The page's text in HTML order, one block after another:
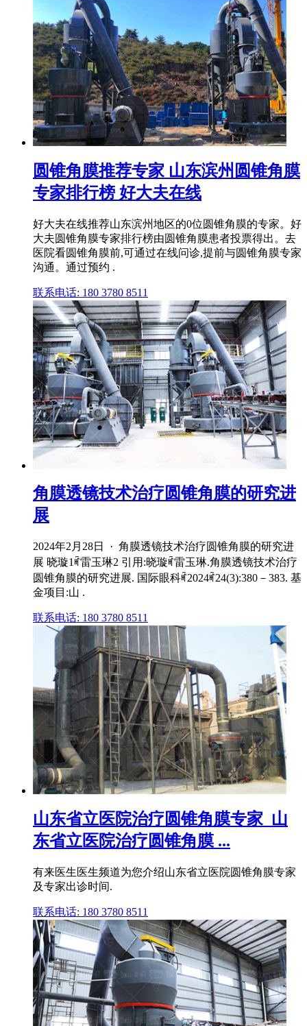
圆锥角膜推荐专家 山东滨州圆锥角膜
专家排行榜 好大夫在线
好大夫在线推荐山东滨州地区的0位圆锥角膜的专家。好
大夫圆锥角膜专家排行榜由圆锥角膜患者投票得出。去
医院看圆锥角膜前,可通过在线问诊,提前与圆锥角膜专家
沟通。通过预约 .
联系电话: 180 3780 8511
角膜透镜技术治疗圆锥角膜的研究进
展
2024年2月28日 · 角膜透镜技术治疗圆锥角膜的研究进
展 晓璇1ꎬ雷玉琳2 引用:晓璇ꎬ雷玉琳.角膜透镜技术治疗
圆锥角膜的研究进展. 国际眼科ꎬ2024ꎬ24(3):380－383. 基
金项目:山 .
联系电话: 180 3780 8511
山东省立医院治疗圆锥角膜专家_山
东省立医院治疗圆锥角膜 ...
有来医生医生频道为您介绍山东省立医院圆锥角膜专家
及专家出诊时间.
联系电话: 180 3780 8511